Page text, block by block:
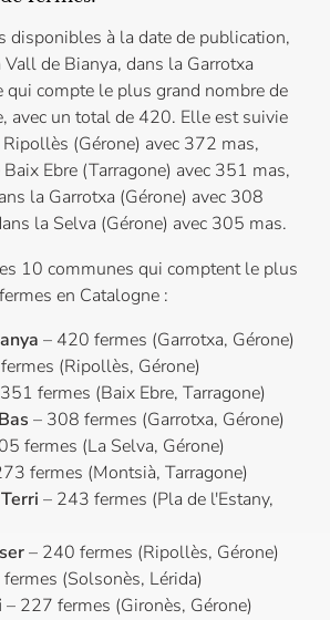
disponibles à la date de publication,
de Bianya, dans la Garrotxa
qui compte le plus grand nombre de
avec un total de 420. Elle est suivie
(Gérone) avec 372 mas,
Ebre (Tarragone) avec 351 mas,
la Garrotxa (Gérone) avec 308
la Selva (Gérone) avec 305 mas.
10 communes qui comptent le plus
en Catalogne :
– 420 fermes (Garrotxa, Gérone)
(Ripollès, Gérone)
fermes (Baix Ebre, Tarragone)
– 308 fermes (Garrotxa, Gérone)
fermes (La Selva, Gérone)
fermes (Montsià, Tarragone)
– 243 fermes (Pla de l'Estany,
– 240 fermes (Ripollès, Gérone)
(Solsonès, Lérida)
– 227 fermes (Gironès, Gérone)